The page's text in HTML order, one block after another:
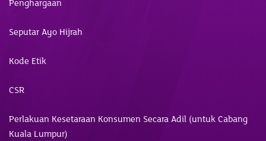
Penghargaan
Seputar Ayo Hijrah
Kode Etik
CSR
Perlakuan Kesetaraan Konsumen Secara Adil (untuk Cabang
Kuala Lumpur)